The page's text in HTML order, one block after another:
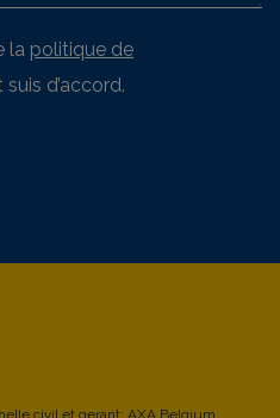
la politique de
d’accord.